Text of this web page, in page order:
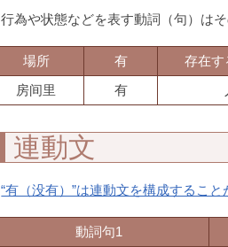
行為や状態などを表す動詞（句）は
場所 有 存在す
房间里
有
連動文
“有（没有）”は連動文を構成するこ
動詞句1